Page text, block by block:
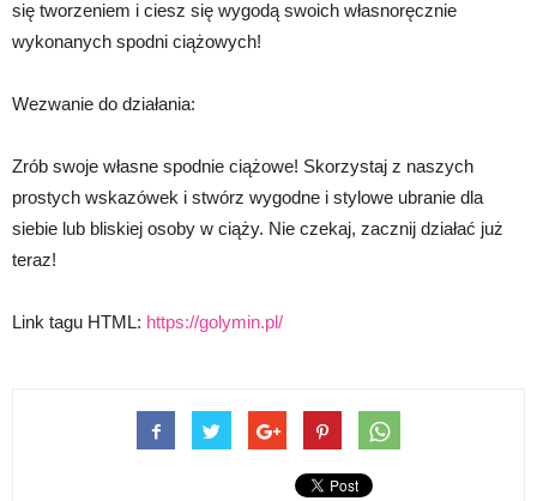
się tworzeniem i ciesz się wygodą swoich własnoręcznie
wykonanych spodni ciążowych!
Wezwanie do działania:
Zrób swoje własne spodnie ciążowe! Skorzystaj z naszych
prostych wskazówek i stwórz wygodne i stylowe ubranie dla
siebie lub bliskiej osoby w ciąży. Nie czekaj, zacznij działać już
teraz!
Link tagu HTML: https://golymin.pl/